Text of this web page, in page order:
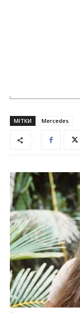
МІТКИ Mercedes